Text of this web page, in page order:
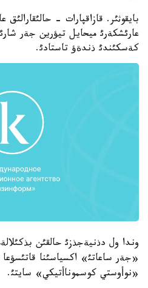
بايقوثئر. قازاقپارات -
عارئشكةرئ ميحايل تيؤرين جةر
كةسكئندئ ذندةؤ تاستادئ.
وندا ول دذنيةجذزئ حالقئن
«جةر ساعاتئ» اكسياسئنا
«نوأوستي كوسموناأتيكي» سايتئ.